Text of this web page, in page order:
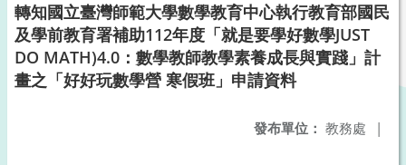
轉知國立臺灣師範大學數學教育中心執行教育部國民
及學前教育署補助112年度「就是要學好數學JUST
DO MATH)4.0：數學教師教學素養成長與實踐」計
畫之「好好玩數學營 寒假班」申請資料
發布單位： 教務處 |